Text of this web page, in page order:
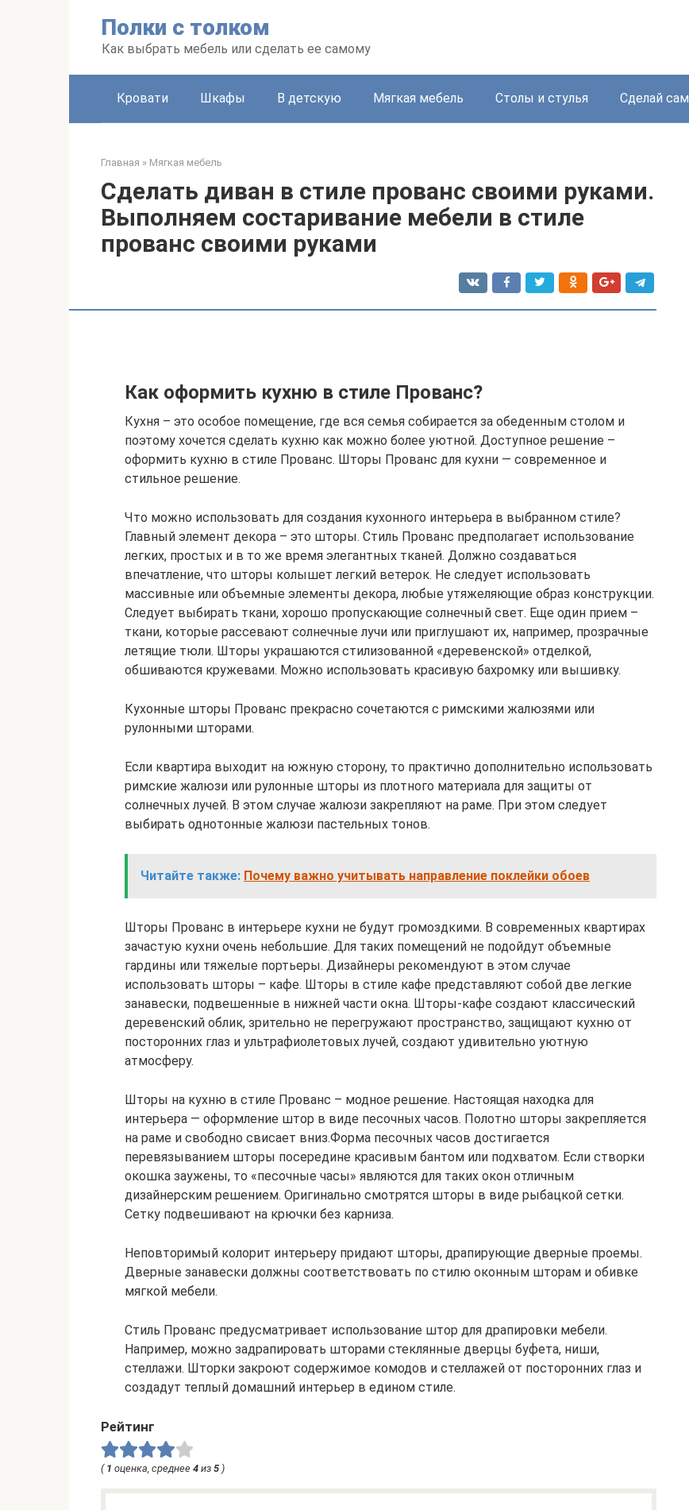
Полки с толком
Как выбрать мебель или сделать ее самому
Кровати Шкафы В детскую Мягкая мебель Столы и стулья Сделай сам
Главная » Мягкая мебель
Сделать диван в стиле прованс своими руками.
Выполняем состаривание мебели в стиле
прованс своими руками
Как оформить кухню в стиле Прованс?
Кухня – это особое помещение, где вся семья собирается за обеденным столом и
поэтому хочется сделать кухню как можно более уютной. Доступное решение –
оформить кухню в стиле Прованс. Шторы Прованс для кухни — современное и
стильное решение.
Что можно использовать для создания кухонного интерьера в выбранном стиле?
Главный элемент декора – это шторы. Стиль Прованс предполагает использование
легких, простых и в то же время элегантных тканей. Должно создаваться
впечатление, что шторы колышет легкий ветерок. Не следует использовать
массивные или объемные элементы декора, любые утяжеляющие образ конструкции.
Следует выбирать ткани, хорошо пропускающие солнечный свет. Еще один прием –
ткани, которые рассевают солнечные лучи или приглушают их, например, прозрачные
летящие тюли. Шторы украшаются стилизованной «деревенской» отделкой,
обшиваются кружевами. Можно использовать красивую бахромку или вышивку.
Кухонные шторы Прованс прекрасно сочетаются с римскими жалюзями или
рулонными шторами.
Если квартира выходит на южную сторону, то практично дополнительно использовать
римские жалюзи или рулонные шторы из плотного материала для защиты от
солнечных лучей. В этом случае жалюзи закрепляют на раме. При этом следует
выбирать однотонные жалюзи пастельных тонов.
Читайте также: Почему важно учитывать направление поклейки обоев
Шторы Прованс в интерьере кухни не будут громоздкими. В современных квартирах
зачастую кухни очень небольшие. Для таких помещений не подойдут объемные
гардины или тяжелые портьеры. Дизайнеры рекомендуют в этом случае
использовать шторы – кафе. Шторы в стиле кафе представляют собой две легкие
занавески, подвешенные в нижней части окна. Шторы-кафе создают классический
деревенский облик, зрительно не перегружают пространство, защищают кухню от
посторонних глаз и ультрафиолетовых лучей, создают удивительно уютную
атмосферу.
Шторы на кухню в стиле Прованс – модное решение. Настоящая находка для
интерьера — оформление штор в виде песочных часов. Полотно шторы закрепляется
на раме и свободно свисает вниз.Форма песочных часов достигается
перевязыванием шторы посередине красивым бантом или подхватом. Если створки
окошка заужены, то «песочные часы» являются для таких окон отличным
дизайнерским решением. Оригинально смотрятся шторы в виде рыбацкой сетки.
Сетку подвешивают на крючки без карниза.
Неповторимый колорит интерьеру придают шторы, драпирующие дверные проемы.
Дверные занавески должны соответствовать по стилю оконным шторам и обивке
мягкой мебели.
Стиль Прованс предусматривает использование штор для драпировки мебели.
Например, можно задрапировать шторами стеклянные дверцы буфета, ниши,
стеллажи. Шторки закроют содержимое комодов и стеллажей от посторонних глаз и
создадут теплый домашний интерьер в едином стиле.
Рейтинг
( 1 оценка, среднее 4 из 5 )